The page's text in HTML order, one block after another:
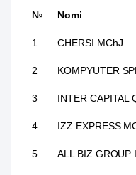
№ Nomi
1 CHERSI MChJ
2 KOMPYUTER
3 INTER CAPITAL
4 IZZ EXPRESS
5 ALL BIZ GROUP